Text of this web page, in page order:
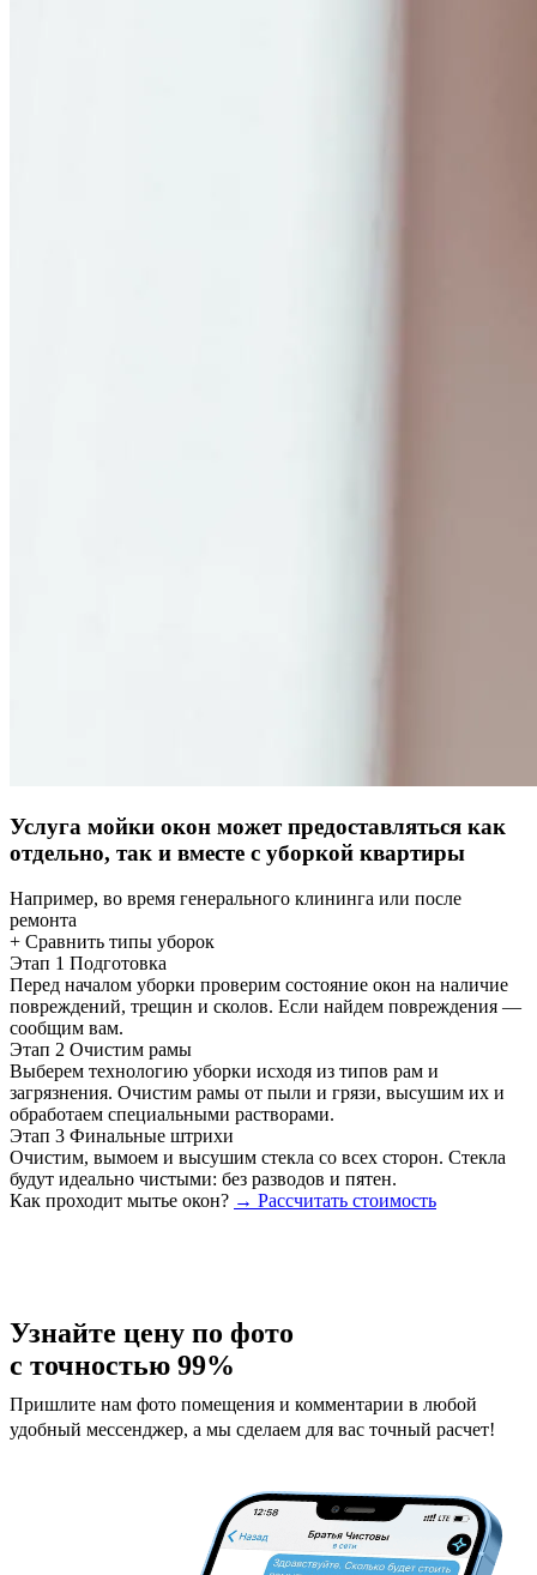
Услуга мойки окон может предоставляться как
отдельно, так и вместе с уборкой квартиры
Например, во время генерального клининга или после
ремонта
+ Сравнить типы уборок
Этап 1 Подготовка
Перед началом уборки проверим состояние окон на наличие
повреждений, трещин и сколов. Если найдем повреждения —
сообщим вам.
Этап 2 Очистим рамы
Выберем технологию уборки исходя из типов рам и
загрязнения. Очистим рамы от пыли и грязи, высушим их и
обработаем специальными растворами.
Этап 3 Финальные штрихи
Очистим, вымоем и высушим стекла со всех сторон. Стекла
будут идеально чистыми: без разводов и пятен.
Как проходит мытье окон? → Рассчитать стоимость
Узнайте цену по фото
с точностью 99%
Пришлите нам фото помещения и комментарии в любой
удобный мессенджер, а мы сделаем для вас точный расчет!